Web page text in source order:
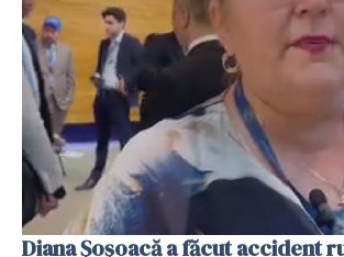
Diana Șoșoacă a făcut accident